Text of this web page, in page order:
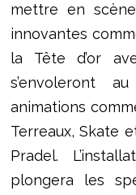
mettre en
innovantes
la Tête d’or
s’envoleront
animations
Terreaux, Skate
Pradel.
plongera les